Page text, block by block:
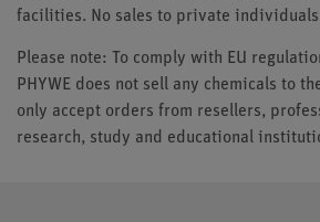
facilities. No sales to private
Please note: To comply with EU
PHYWE does not sell any chemicals to
only accept orders from resellers,
research, study and educational